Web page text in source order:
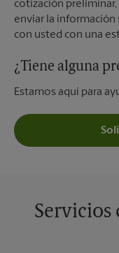
cotización preliminar,
enviar la
con usted con una
¿Tiene alguna
Estamos aquí para
Servicios